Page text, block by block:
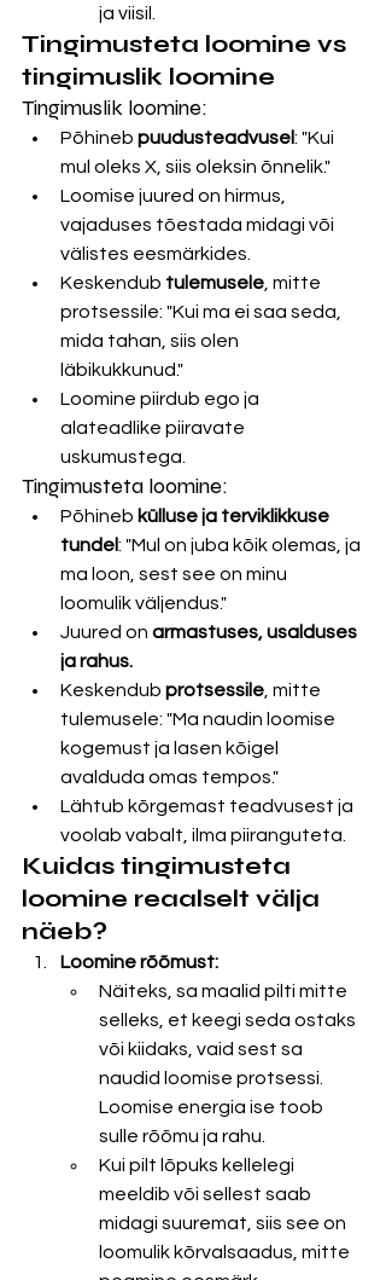
ja viisil.
Tingimusteta loomine vs
tingimuslik loomine
Tingimuslik loomine:
Põhineb puudusteadvusel: "Kui
mul oleks X, siis oleksin õnnelik."
Loomise juured on hirmus,
vajaduses tõestada midagi või
välistes eesmärkides.
Keskendub tulemusele , mitte
protsessile: "Kui ma ei saa seda,
mida tahan, siis olen
läbikukkunud."
Loomine piirdub ego ja
alateadlike piiravate
uskumustega.
Tingimusteta loomine:
Põhineb külluse ja terviklikkuse
tundel: "Mul on juba kõik olemas, ja
ma loon, sest see on minu
loomulik väljendus."
Juured on armastuses, usalduses
ja rahus.
Keskendub protsessile , mitte
tulemusele: "Ma naudin loomise
kogemust ja lasen kõigel
avalduda omas tempos."
Lähtub kõrgemast teadvusest ja
voolab vabalt, ilma piiranguteta.
Kuidas tingimusteta
loomine reaalselt välja
näeb?
Loomine rõõmust:
Näiteks, sa maalid pilti mitte
selleks, et keegi seda ostaks
või kiidaks, vaid sest sa
naudid loomise protsessi.
Loomise energia ise toob
sulle rõõmu ja rahu.
Kui pilt lõpuks kellelegi
meeldib või sellest saab
midagi suuremat, siis see on
loomulik kõrvalsaadus, mitte